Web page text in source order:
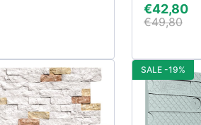
€42,80
€49,80
SALE -19%